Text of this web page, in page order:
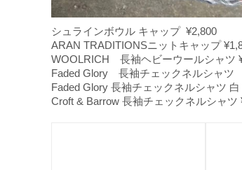
シュラインボウル キャップ ¥2,800
ARAN TRADITIONSニットキャップ
WOOLRICH 長袖ヘビーウールシャツ
Faded Glory 長袖チェックネルシャ
Faded Glory 長袖チェックネルシャツ 白
Croft & Barrow 長袖チェックネルシャツ